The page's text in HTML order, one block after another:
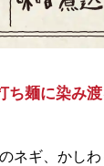
ち麺に染み
ネギ、かし